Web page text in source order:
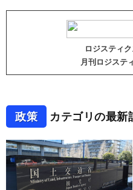
ロジスティ
月刊ロジステ
政策 カテゴリの最新